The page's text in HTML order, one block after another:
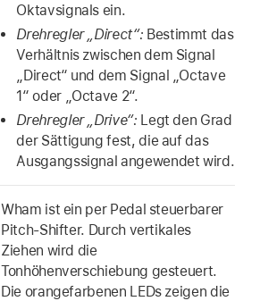
Oktavsignals ein.
Drehregler „Direct“: Bestimmt das
Verhältnis zwischen dem Signal
„Direct“ und dem Signal „Octave
1“ oder „Octave 2“.
Drehregler „Drive“: Legt den Grad
der Sättigung fest, die auf das
Ausgangssignal angewendet wird.
Wham ist ein per Pedal steuerbarer
Pitch-Shifter. Durch vertikales
Ziehen wird die
Tonhöhenverschiebung gesteuert.
Die orangefarbenen LEDs zeigen die